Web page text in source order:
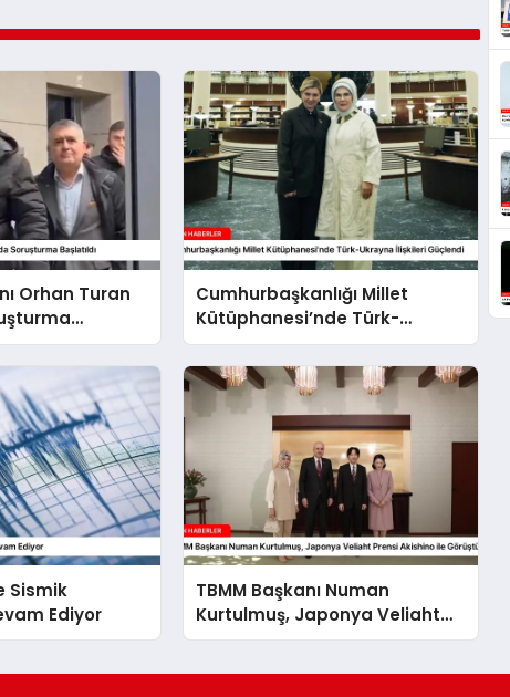
Orhan Turan
Cumhurbaşkanlığı Millet
Kütüphanesi’nde Türk-
Ukrayna İlişkileri Güçlendi
Sismik
Ediyor
TBMM Başkanı Numan
Kurtulmuş, Japonya Veliaht
Prensi Akishino ile Görüştü